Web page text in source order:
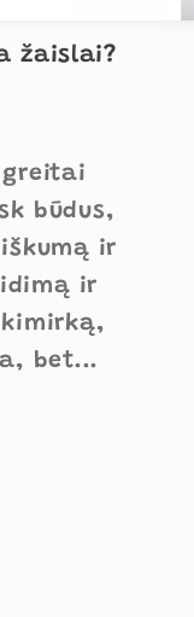
žaislai?
greitai
būdus,
ir
ir
bet...